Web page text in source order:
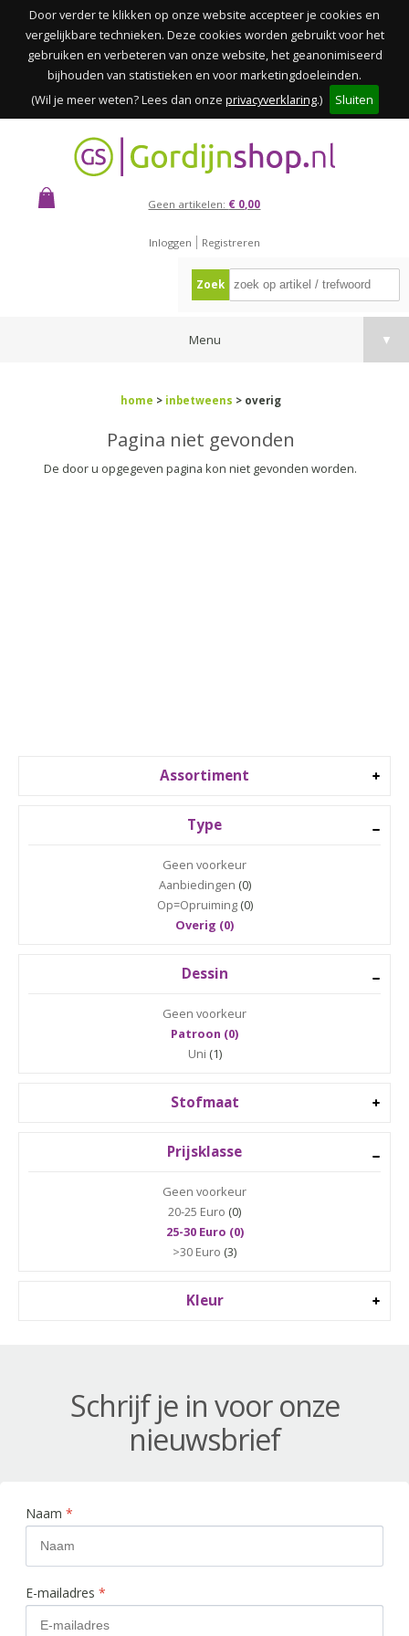
Door verder te klikken op onze website accepteer je cookies en
vergelijkbare technieken. Deze cookies worden gebruikt voor het
gebruiken en verbeteren van onze website, het geanonimiseerd
bijhouden van statistieken en voor marketingdoeleinden.
(Wil je meer weten? Lees dan onze privacyverklaring.) Sluiten
Geen artikelen: € 0,00
Inloggen Registreren
Zoek
Menu ▼
Assortiment
Type
Geen voorkeur
Aanbiedingen (0)
Op=Opruiming(0)
Overig (0)
Dessin
Geen voorkeur
Patroon (0)
Uni (1)
Stofmaat
Prijsklasse
Geen voorkeur
20-25 Euro (0)
25-30 Euro (0)
>30 Euro (3)
Kleur
home > inbetweens > overig
Pagina niet gevonden
De door u opgegeven pagina kon niet gevonden worden.
Schrijf je in voor onze
nieuwsbrief
Naam *
E-mailadres *